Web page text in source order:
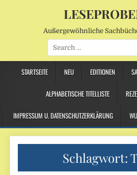
Außergewöhnliche
Search
for:
STARTSEITE NEU EDITIONEN
ALPHABETISCHE TITELLISTE
IMPRESSUM U. DATENSCHUTZERKLÄRUNG
Schlagwort: